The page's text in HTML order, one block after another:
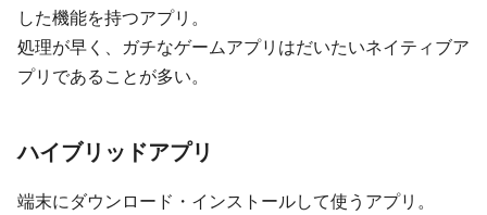
した機能を持つアプリ。
処理が早く、ガチなゲームアプリはだいたいネイティブア
プリであることが多い。
ハイブリッドアプリ
端末にダウンロード・インストールして使うアプリ。